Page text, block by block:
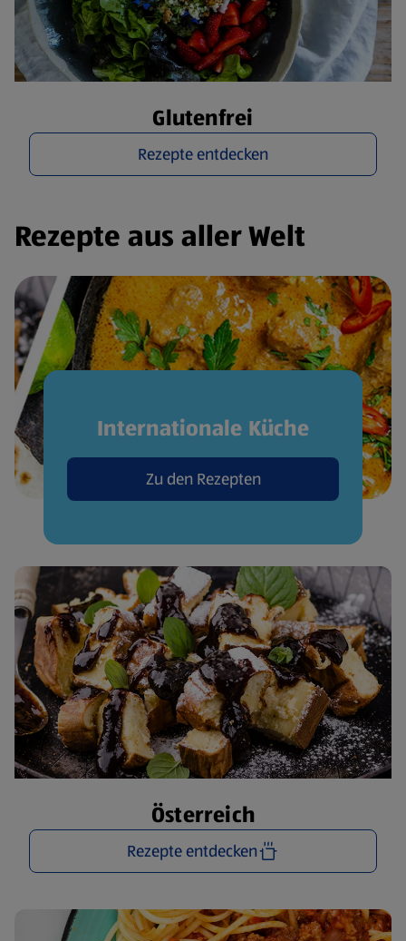
Glutenfrei
Rezepte entdecken
Rezepte aus aller Welt
Internationale Küche
Zu den Rezepten
Österreich
Rezepte entdecken